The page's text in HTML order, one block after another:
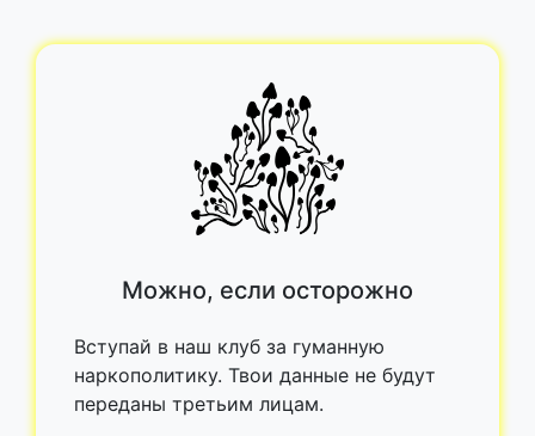
Можно, если осторожно
Вступай в наш клуб за гуманную
наркополитику. Твои данные не будут
переданы третьим лицам.